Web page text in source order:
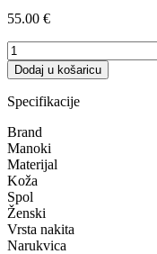
55.00 €
Manoki
BA789BG
količina
Dodaj u košaricu
Specifikacije
Brand
Manoki
Materijal
Koža
Spol
Ženski
Vrsta nakita
Narukvica